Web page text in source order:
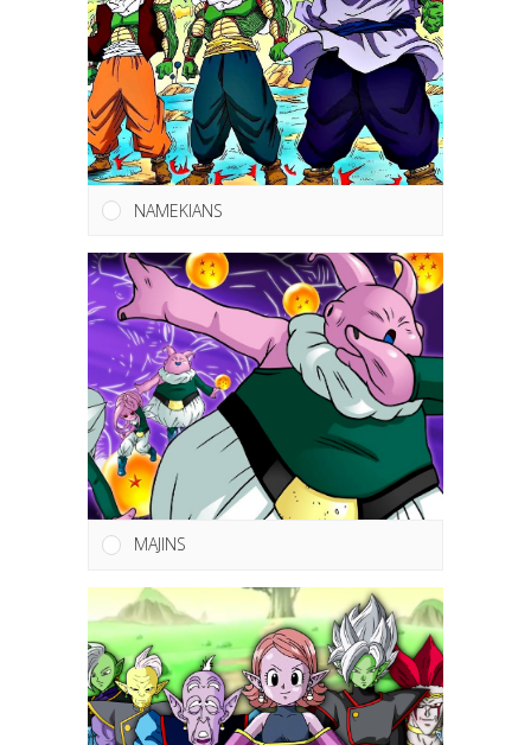
NAMEKIANS
MAJINS